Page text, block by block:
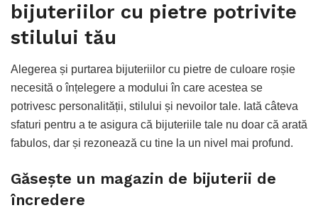
bijuteriilor cu pietre potrivite
stilului tău
Alegerea și purtarea bijuteriilor cu pietre de culoare roșie
necesită o înțelegere a modului în care acestea se
potrivesc personalității, stilului și nevoilor tale. Iată câteva
sfaturi pentru a te asigura că bijuteriile tale nu doar că arată
fabulos, dar și rezonează cu tine la un nivel mai profund.
Găsește un magazin de bijuterii de
încredere